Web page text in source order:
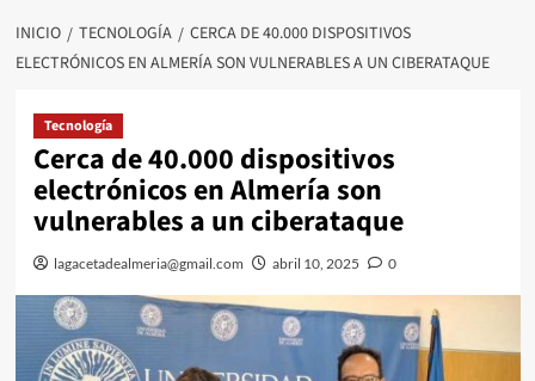
INICIO TECNOLOGÍA
CERCA DE 40.000 DISPOSITIVOS
ELECTRÓNICOS EN ALMERÍA SON VULNERABLES A UN CIBERATAQUE
Tecnología
Cerca de 40.000 dispositivos
electrónicos en Almería son
vulnerables a un ciberataque
lagacetadealmeria@gmail.com abril 10, 2025 0